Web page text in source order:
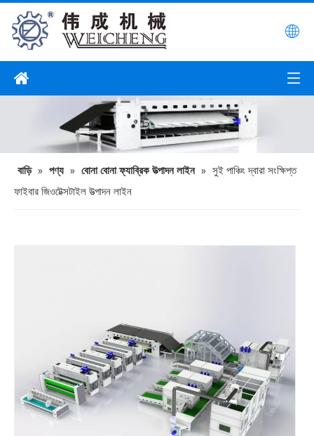
বাড়ি » পণ্য » বোনা বোনা ফ্যাব্রিক উত্পাদন লাইন » সুই পাঞ্চিং দ্বারা সংক্ষিপ্ত
ফাইবার জিওটেক্সটাইল উত্পাদন লাইন